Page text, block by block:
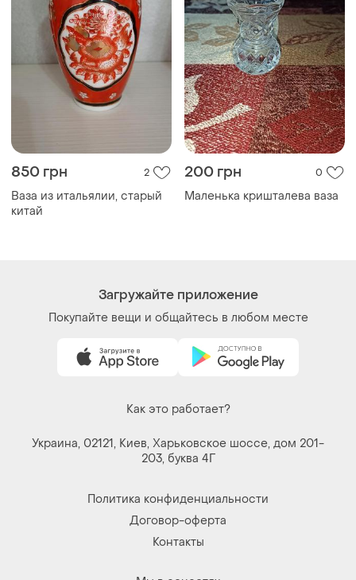
850 грн 2
Ваза из итальялии, старый
китай
200 грн 0
Маленька кришталева ваза
Загружайте приложение
Покупайте вещи и общайтесь в любом месте
Как это работает?
Украина, 02121, Киев, Харьковское шоссе, дом 201-
203, буква 4Г
Политика конфиденциальности
Договор-оферта
Контакты